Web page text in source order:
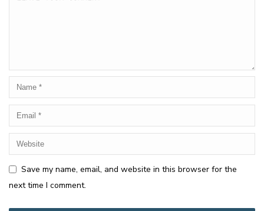
Save my name, email, and website in this browser for the
next time I comment.